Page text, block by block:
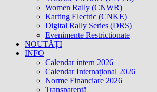
Women Rally (CNWR)
Karting Electric (CNKE)
Digital Rally Series (DRS)
Evenimente Restrictionate
NOUTĂȚI
INFO
Calendar intern 2026
Calendar Internațional 2026
Norme Financiare 2026
Transparenţă